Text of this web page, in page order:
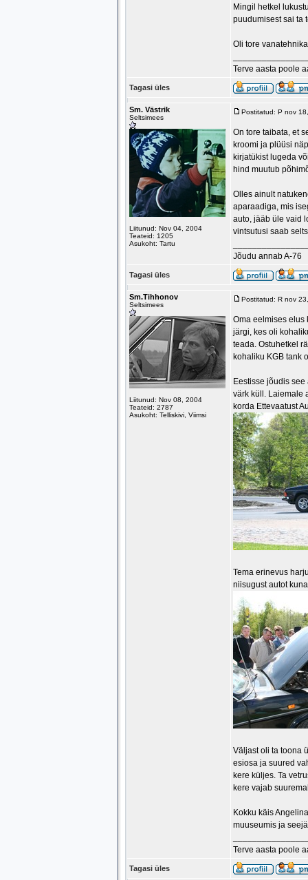
Mingil hetkel
puudumisest sai ta
Oli tore
Terve aasta poole
Tagasi üles
Sm. Västrik
Seltsimees
Liitunud: Nov 04, 2004
Teateid: 1205
Asukoht: Tartu
Postitatud: P nov
On tore taibata, et
kroomi ja plüüsi
kirjatükist lugeda
hind muutub
Olles ainult
aparaadiga, mis
auto, jääb üle vaid
vintsutusi saab
Jõudu annab A-76
Tagasi üles
Sm.Tihhonov
Seltsimees
Liitunud: Nov 08, 2004
Teateid: 2787
Asukoht: Telliskivi, Viimsi
Postitatud: R nov
Oma eelmises elus
järgi, kes oli
teada. Ostuhetkel
kohaliku KGB tank
Eestisse jõudis
värk küll. Laiemale
korda Ettevaatust
Tema erinevus
niisugust autot
Väljast oli ta toona
esiosa ja suured
kere küljes. Ta
kere vajab
Kokku käis
muuseumis ja
Terve aasta poole
Tagasi üles